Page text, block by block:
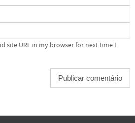
site URL in my browser for next time I